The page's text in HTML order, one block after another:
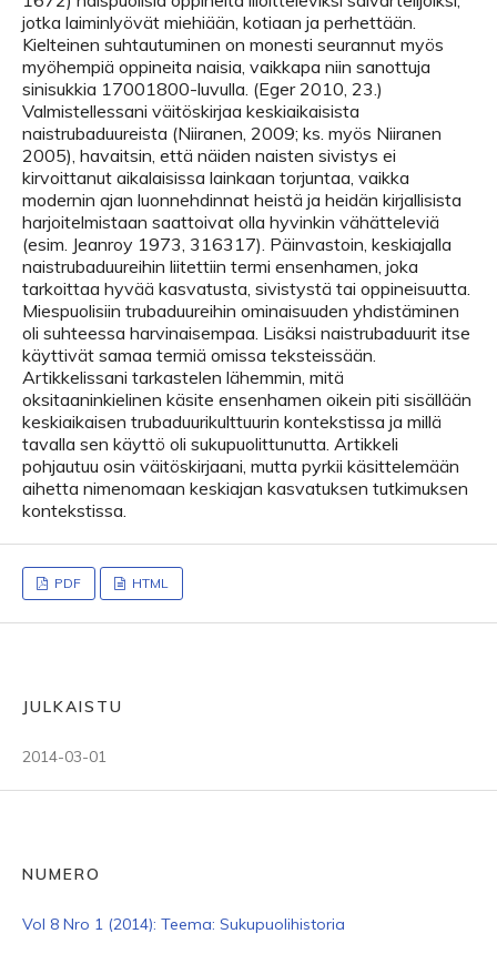
jotka laiminlyövät miehiään, kotiaan ja perhettään.
Kielteinen suhtautuminen on monesti seurannut myös
myöhempiä oppineita naisia, vaikkapa niin sanottuja
sinisukkia 17001800-luvulla. (Eger 2010, 23.)
Valmistellessani väitöskirjaa keskiaikaisista
naistrubaduureista (Niiranen, 2009; ks. myös Niiranen
2005), havaitsin, että näiden naisten sivistys ei
kirvoittanut aikalaisissa lainkaan torjuntaa, vaikka
modernin ajan luonnehdinnat heistä ja heidän kirjallisista
harjoitelmistaan saattoivat olla hyvinkin vähätteleviä
(esim. Jeanroy 1973, 316317). Päinvastoin, keskiajalla
naistrubaduureihin liitettiin termi ensenhamen, joka
tarkoittaa hyvää kasvatusta, sivistystä tai oppineisuutta.
Miespuolisiin trubaduureihin ominaisuuden yhdistäminen
oli suhteessa harvinaisempaa. Lisäksi naistrubaduurit itse
käyttivät samaa termiä omissa teksteissään.
Artikkelissani tarkastelen lähemmin, mitä
oksitaaninkielinen käsite ensenhamen oikein piti sisällään
keskiaikaisen trubaduurikulttuurin kontekstissa ja millä
tavalla sen käyttö oli sukupuolittunutta. Artikkeli
pohjautuu osin väitöskirjaani, mutta pyrkii käsittelemään
aihetta nimenomaan keskiajan kasvatuksen tutkimuksen
kontekstissa.
PDF HTML
JULKAISTU
2014-03-01
NUMERO
Vol 8 Nro 1 (2014): Teema: Sukupuolihistoria